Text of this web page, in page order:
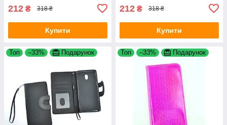
212 ₴ 318 ₴
Купити
212 ₴ 318 ₴
Купити
Топ –33% Подарунок Топ –33% Подарунок